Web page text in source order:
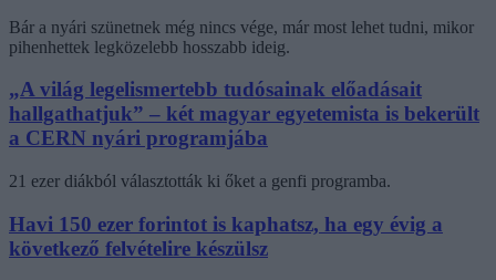
Bár a nyári szünetnek még nincs vége, már most lehet tudni, mikor
pihenhettek legközelebb hosszabb ideig.
„A világ legelismertebb tudósainak előadásait
hallgathatjuk” – két magyar egyetemista is bekerült
a CERN nyári programjába
21 ezer diákból választották ki őket a genfi programba.
Havi 150 ezer forintot is kaphatsz, ha egy évig a
következő felvételire készülsz